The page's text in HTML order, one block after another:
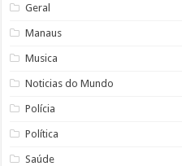
Geral
Manaus
Musica
Noticias do Mundo
Polícia
Política
Saúde